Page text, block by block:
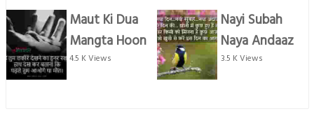
Maut Ki Dua
Mangta Hoon
4.5 K Views
Nayi Subah
Naya Andaaz
3.5 K Views